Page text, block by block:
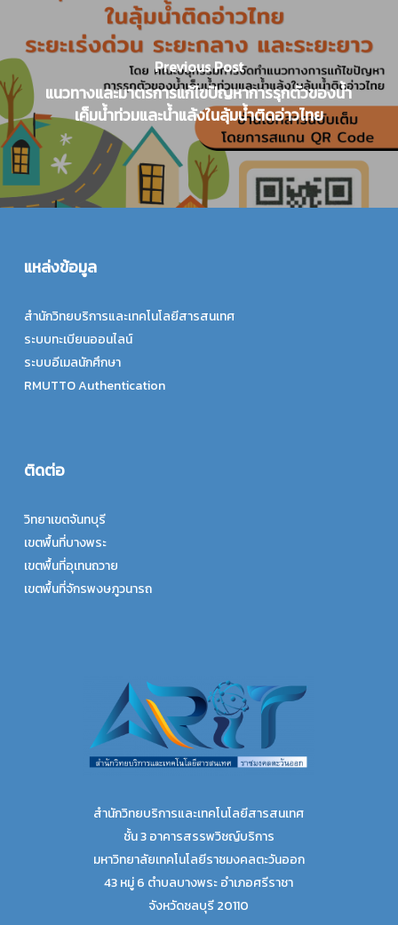
Previous Post
แนวทางและมาตรการแก้ไขปัญหาการรุกตัวของน้ำ
เค็มน้ำท่วมและน้ำแล้งในลุ้มน้ำติดอ่าวไทย
แหล่งข้อมูล
สำนักวิทยบริการและเทคโนโลยีสารสนเทศ
ระบบทะเบียนออนไลน์
ระบบอีเมลนักศึกษา
RMUTTO Authentication
ติดต่อ
วิทยาเขตจันทบุรี
เขตพื้นที่บางพระ
เขตพื้นที่อุเทนถวาย
เขตพื้นที่จักรพงษภูวนารถ
สำนักวิทยบริการและเทคโนโลยีสารสนเทศ
ชั้น 3 อาคารสรรพวิชญ์บริการ
มหาวิทยาลัยเทคโนโลยีราชมงคลตะวันออก
43 หมู่ 6 ตำบลบางพระ อำเภอศรีราชา
จังหวัดชลบุรี 20110